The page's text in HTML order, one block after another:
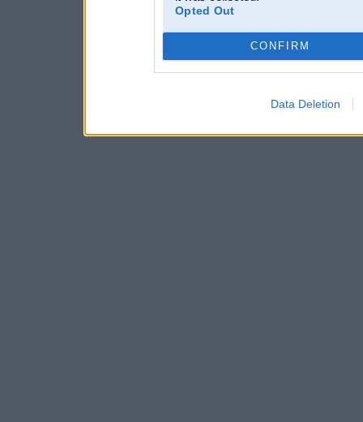
Opted Out
CONFIRM
Data Deletion